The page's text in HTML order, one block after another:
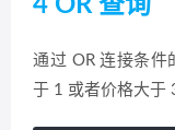
4 OR 查询
通过 OR 连接条件
于 1 或者价格大于